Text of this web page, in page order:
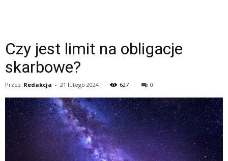
Czy jest limit na obligacje
skarbowe?
Przez Redakcja - 21 lutego 2024 627 0